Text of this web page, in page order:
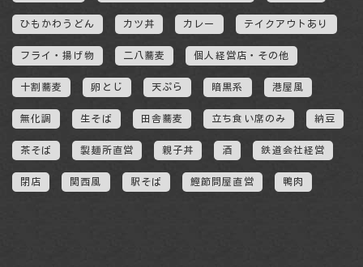
ひもかわうどん カツ丼 カレー テイクアウトあり
フライ・揚げ物 二八蕎麦 個人経営店・その他
十割蕎麦 卵とじ 天ぷら 暗黒系 港屋風
無化調 生そば 田舎蕎麦 立ち食い席のみ 納豆
茶そば 製麺所直営 親子丼 酒 鉄道会社経営
閉店 関西風 駅そば 鰹節問屋直営 鴨肉